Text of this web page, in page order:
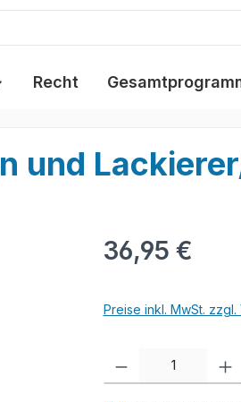
Recht
und
36,95 €
Preise inkl. MwSt.
Produkt Anzahl: Gib